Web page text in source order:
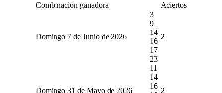
Combinación ganadora Aciertos
Domingo 7 de Junio de 2026
3
9
14
16
17
23
2
Domingo 31 de Mayo de 2026
11
14
16
2